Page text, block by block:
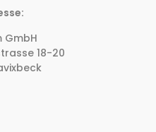
GmbH
18-20